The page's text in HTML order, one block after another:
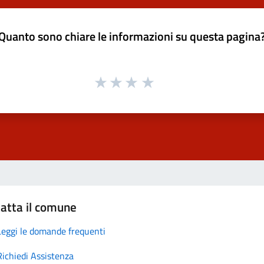
sono chiare le informazioni su questa
il comune
le domande frequenti
Assistenza